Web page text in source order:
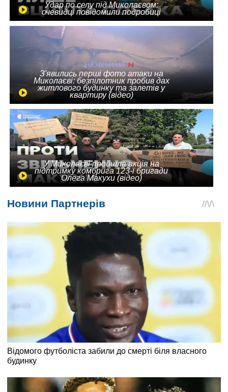
Удар по селу під Миколаєвом:
очевидці повідомили подробиці
З'явились перші фото атаки на
Миколаєві: безпілотник пробив дах
житлового будинку та залетів у
квартиру (відео)
У Миколаєві пройшла акція на
підтримку комбрига 123-ї бригади
Олега Макухи (відео)